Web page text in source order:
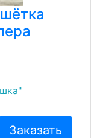
Заказать